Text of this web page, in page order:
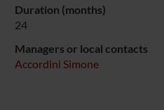
Duration (months)
24
Managers or local contacts
Accordini Simone